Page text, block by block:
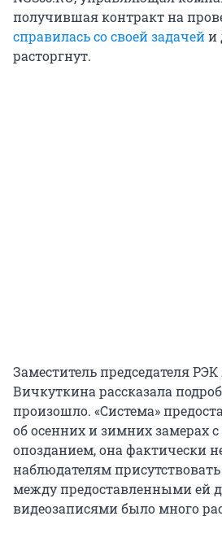
получившая контракт на
справилась со своей задачейи
расторгнут.
Заместитель председателя
Вичкуткина рассказала
произошло. «Система»
об осенних и зимних замерах
опозданием, она фактически
наблюдателям
между предоставленными ей
видеозаписями было много